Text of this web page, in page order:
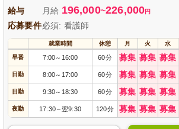
給与 月給 196,000~226,000円
応募要件必須: 看護師
就業時間 休憩 月 火 水
早番 7:00～ 16:00 60分 募集 募集 募集
日勤 8:00～ 17:00 60分 募集 募集 募集
日勤 9:30～ 18:30 60分 募集 募集 募集
夜勤 17:30～翌9:30 120分 募集 募集 募集